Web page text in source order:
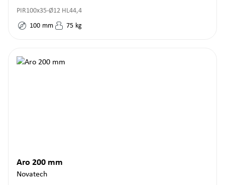
PIR100x35-Ø12 HL44,4
100 mm 75 kg
Aro 200 mm
Novatech